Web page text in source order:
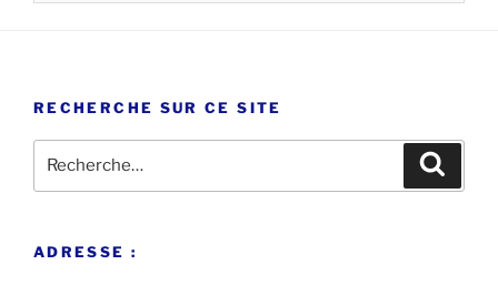
RECHERCHE SUR CE SITE
pour
ADRESSE :